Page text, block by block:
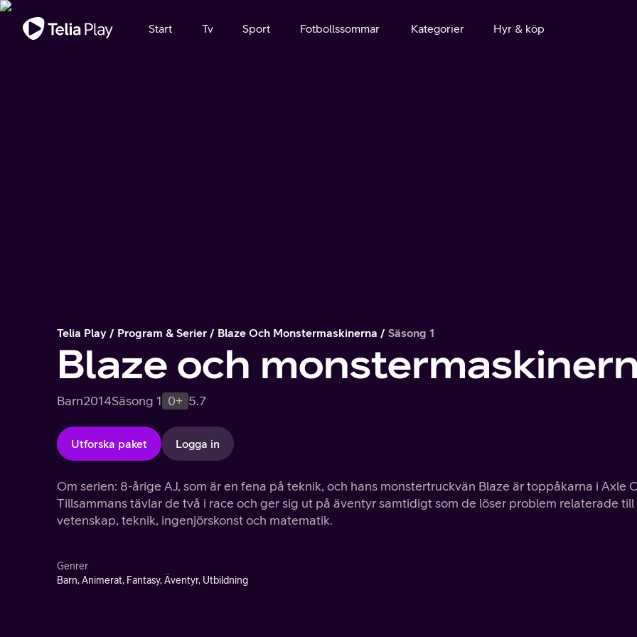
Viktigt meddelande
Start Tv Sport Fotbollssommar Kategorier Hyr & köp
Telia Play Program & Serier Blaze Och Monstermaskinerna Säsong 1
Blaze och
Barn2014Säsong 1 0+ 5.7
Utforska paket Logga in
Om serien: 8-årige AJ, som är en fena på teknik, och hans monstertruckvän Blaze är toppåkarna i Axle
Tillsammans tävlar de två i race och ger sig ut på äventyr samtidigt som de löser problem relaterade till
vetenskap, teknik, ingenjörskonst och matematik.
Genrer
Barn, Animerat, Fantasy, Äventyr, Utbildning